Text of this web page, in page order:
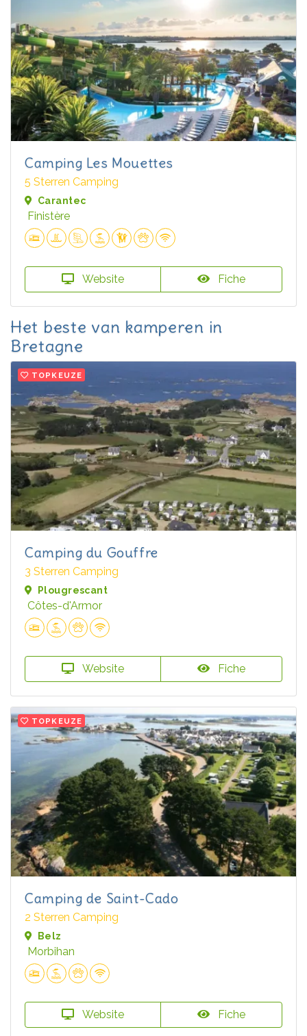
Camping Les Mouettes
5 Sterren Camping
Carantec
Finistère
Website Fiche
Het beste van kamperen in
Bretagne
TOPKEUZE
Camping du Gouffre
3 Sterren Camping
Plougrescant
Côtes-d'Armor
Website Fiche
TOPKEUZE
Camping de Saint-Cado
2 Sterren Camping
Belz
Morbihan
Website Fiche